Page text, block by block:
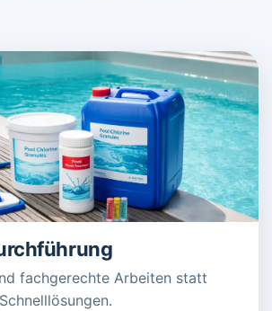
fachgerechte Arbeiten statt